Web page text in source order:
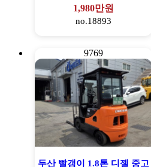
1,980만원
no.18893
9769
두산 빨갱이 1.8톤 디젤 중고